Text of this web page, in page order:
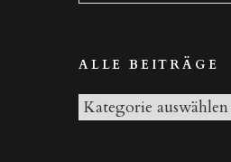
nach:
ALLE BEITRÄGE
Alle